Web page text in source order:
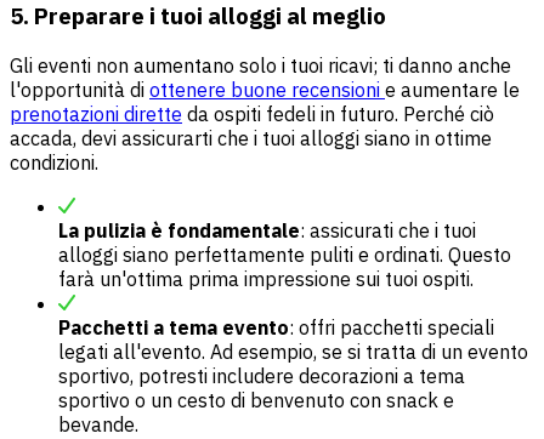
5. Preparare i tuoi alloggi al meglio
Gli eventi non aumentano solo i tuoi ricavi; ti danno anche
l'opportunità di ottenere buone recensioni e aumentare le
prenotazioni dirette da ospiti fedeli in futuro. Perché ciò
accada, devi assicurarti che i tuoi alloggi siano in ottime
condizioni.
La pulizia è fondamentale: assicurati che i tuoi
alloggi siano perfettamente puliti e ordinati. Questo
farà un'ottima prima impressione sui tuoi ospiti.
Pacchetti a tema evento: offri pacchetti speciali
legati all'evento. Ad esempio, se si tratta di un evento
sportivo, potresti includere decorazioni a tema
sportivo o un cesto di benvenuto con snack e
bevande.